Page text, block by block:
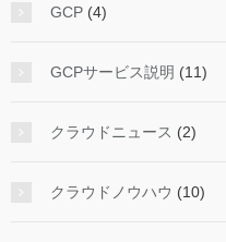
GCP (4)
GCPサービス説明 (11)
クラウドニュース (2)
クラウドノウハウ (10)